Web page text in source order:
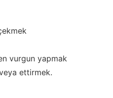
vurgun yapmak
ettirmek.